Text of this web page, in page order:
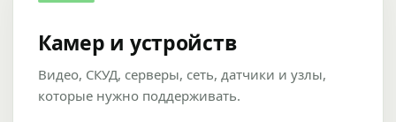
Камер и устройств
Видео, СКУД, серверы, сеть, датчики и узлы,
которые нужно поддерживать.